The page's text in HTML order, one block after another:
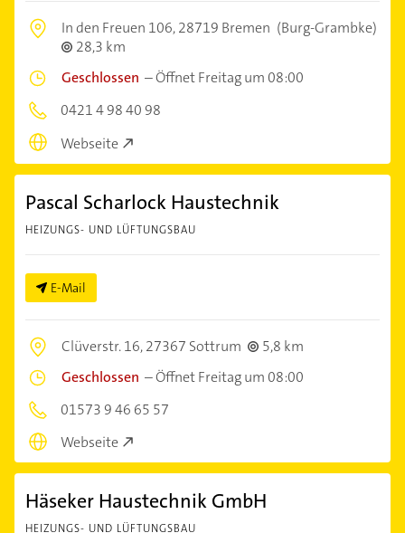
In den Freuen 106,28719 Bremen (Burg-Grambke)
28,3 km
Geschlossen –Öffnet Freitag um 08:00
0421 4 98 40 98
Webseite
Pascal Scharlock Haustechnik
HEIZUNGS- UND LÜFTUNGSBAU
E-Mail
Clüverstr. 16,27367 Sottrum
5,8 km
Geschlossen –Öffnet Freitag um 08:00
01573 9 46 65 57
Webseite
Häseker Haustechnik GmbH
HEIZUNGS- UND LÜFTUNGSBAU